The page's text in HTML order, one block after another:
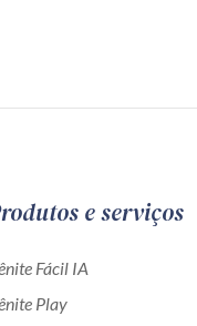
e serviços
Fácil IA
Play